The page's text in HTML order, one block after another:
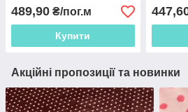
489,90 ₴/пог.м
Купити
Акційні пропозиції та новинки